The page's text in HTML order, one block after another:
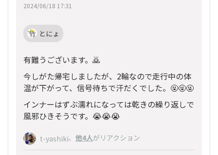
2024/06/18 17:31
とにょ
有難うございます。🙇
今しがた帰宅しましたが、2輪なので走行中の体
温が下がって、信号待ちで汗だくでした。🤬🤬🤬
インナーはずぶ濡れになっては乾きの繰り返しで
風邪ひきそうです。😭😭😭
t-yashiki、 他4人がリアクション